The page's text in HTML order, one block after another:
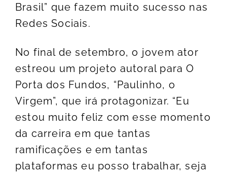
Brasil” que fazem muito sucesso nas
Redes Sociais.
No final de setembro, o jovem ator
estreou um projeto autoral para O
Porta dos Fundos, “Paulinho, o
Virgem”, que irá protagonizar. “Eu
estou muito feliz com esse momento
da carreira em que tantas
ramificações e em tantas
plataformas eu posso trabalhar, seja